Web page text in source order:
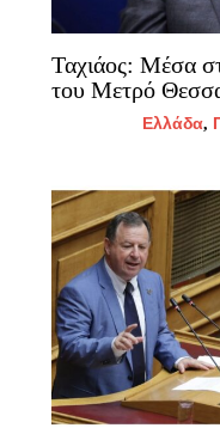
Ταχιάος: Μέσα
του Μετρό
Ελλάδα,